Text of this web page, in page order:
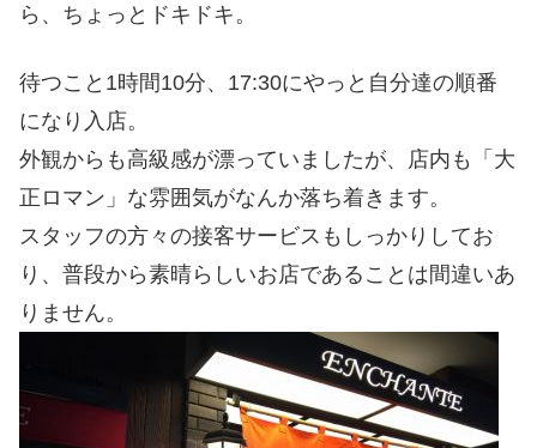
ら、ちょっとドキドキ。
待つこと1時間10分、17:30にやっと自分達の順番
になり入店。
外観からも高級感が漂っていましたが、店内も「大
正ロマン」な雰囲気がなんか落ち着きます。
スタッフの方々の接客サービスもしっかりしてお
り、普段から素晴らしいお店であることは間違いあ
りません。